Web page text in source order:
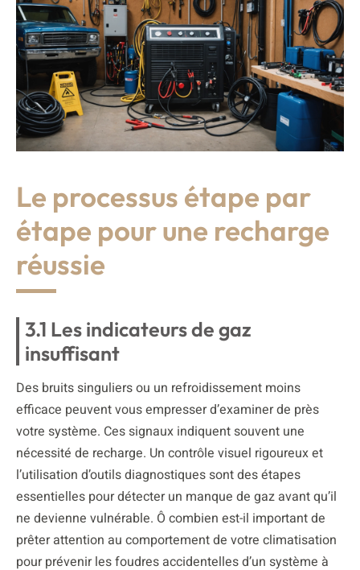
Le processus étape par
étape pour une recharge
réussie
3.1 Les indicateurs de gaz
insuffisant
Des bruits singuliers ou un refroidissement moins
efficace peuvent vous empresser d’examiner de près
votre système. Ces signaux indiquent souvent une
nécessité de recharge. Un contrôle visuel rigoureux et
l’utilisation d’outils diagnostiques sont des étapes
essentielles pour détecter un manque de gaz avant qu’il
ne devienne vulnérable. Ô combien est-il important de
prêter attention au comportement de votre climatisation
pour prévenir les foudres accidentelles d’un système à